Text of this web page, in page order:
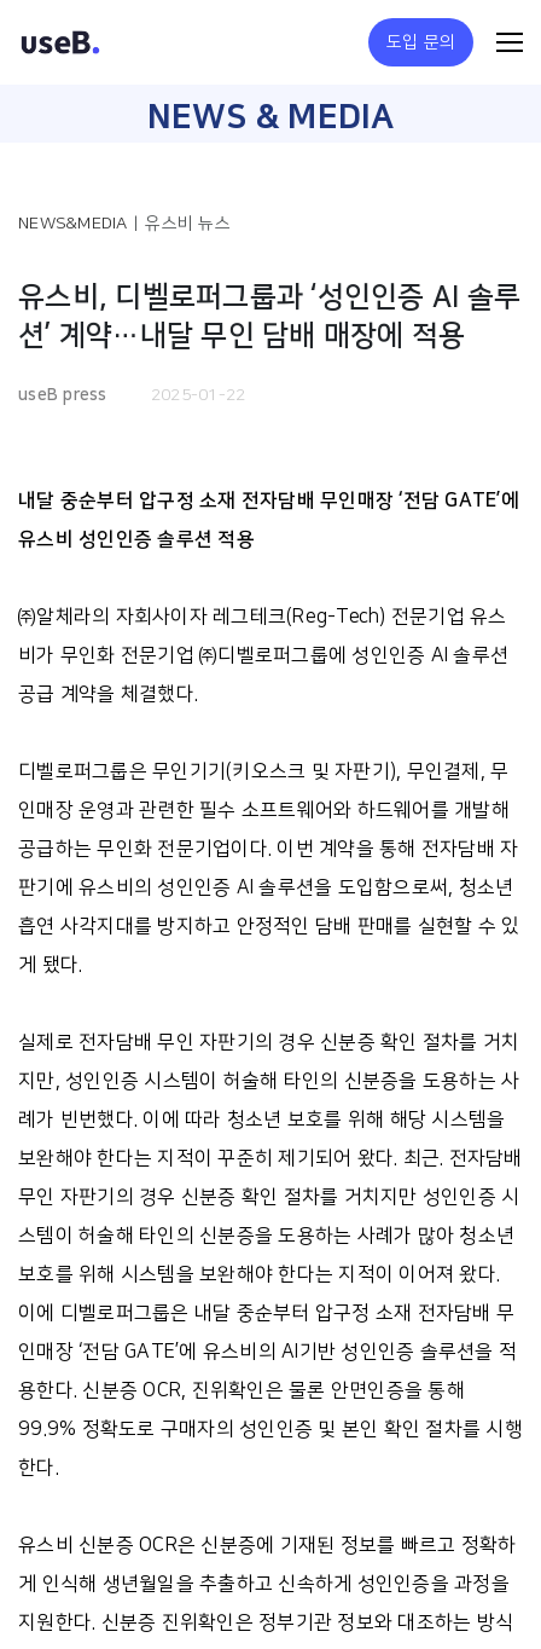
도입 문의
NEWS & MEDIA
NEWS&MEDIA 유스비 뉴스
유스비, 디벨로퍼그룹과 ‘성인인증 AI 솔루
션’ 계약…내달 무인 담배 매장에 적용
useB press 2025-01-22
내달 중순부터 압구정 소재 전자담배 무인매장 ‘전담 GATE’에
유스비 성인인증 솔루션 적용
㈜알체라의 자회사이자 레그테크(Reg-Tech) 전문기업 유스
비가 무인화 전문기업 ㈜디벨로퍼그룹에 성인인증 AI 솔루션
공급 계약을 체결했다.
디벨로퍼그룹은 무인기기(키오스크 및 자판기), 무인결제, 무
인매장 운영과 관련한 필수 소프트웨어와 하드웨어를 개발해
공급하는 무인화 전문기업이다. 이번 계약을 통해 전자담배 자
판기에 유스비의 성인인증 AI 솔루션을 도입함으로써, 청소년
흡연 사각지대를 방지하고 안정적인 담배 판매를 실현할 수 있
게 됐다.
실제로 전자담배 무인 자판기의 경우 신분증 확인 절차를 거치
지만, 성인인증 시스템이 허술해 타인의 신분증을 도용하는 사
례가 빈번했다. 이에 따라 청소년 보호를 위해 해당 시스템을
보완해야 한다는 지적이 꾸준히 제기되어 왔다. 최근. 전자담배
무인 자판기의 경우 신분증 확인 절차를 거치지만 성인인증 시
스템이 허술해 타인의 신분증을 도용하는 사례가 많아 청소년
보호를 위해 시스템을 보완해야 한다는 지적이 이어져 왔다.
이에 디벨로퍼그룹은 내달 중순부터 압구정 소재 전자담배 무
인매장 ‘전담 GATE’에 유스비의 AI기반 성인인증 솔루션을 적
용한다. 신분증 OCR, 진위확인은 물론 안면인증을 통해
99.9% 정확도로 구매자의 성인인증 및 본인 확인 절차를 시행
한다.
유스비 신분증 OCR은 신분증에 기재된 정보를 빠르고 정확하
게 인식해 생년월일을 추출하고 신속하게 성인인증을 과정을
지원한다. 신분증 진위확인은 정부기관 정보와 대조하는 방식